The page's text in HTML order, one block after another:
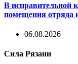
В исправительной
помещения отряда
06.08.2026
Сила Рязани